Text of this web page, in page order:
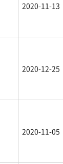
2020-11-13
2020-12-25
2020-11-05